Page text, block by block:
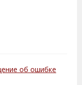
об ошибке